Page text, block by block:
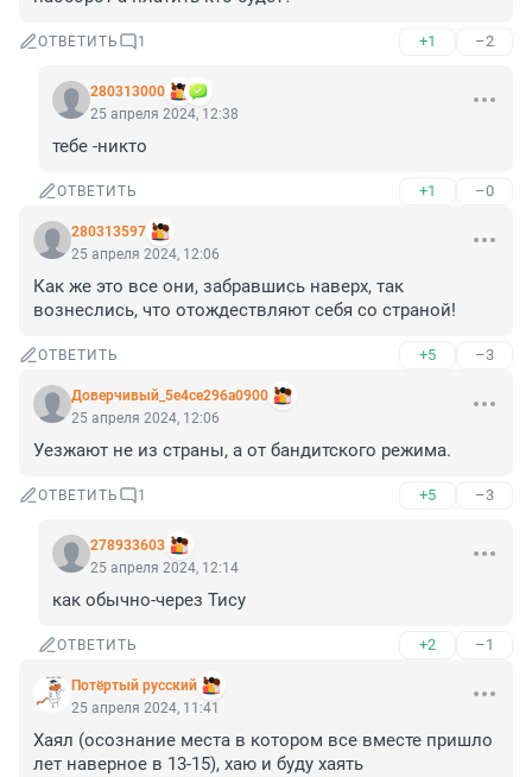
ОТВЕТИТЬ 1 +1 –2
280313000
25 апреля 2024, 12:38
тебе -никто
ОТВЕТИТЬ +1 –0
280313597
25 апреля 2024, 12:06
Как же это все они, забравшись наверх, так
вознеслись, что отождествляют себя со страной!
ОТВЕТИТЬ +5 –3
Доверчивый_5e4ce296a0900
25 апреля 2024, 12:06
Уезжают не из страны, а от бандитского режима.
ОТВЕТИТЬ 1 +5 –3
278933603
25 апреля 2024, 12:14
как обычно-через Тису
ОТВЕТИТЬ +2 –1
Потёртый русский
25 апреля 2024, 11:41
Хаял (осознание места в котором все вместе пришло
лет наверное в 13-15), хаю и буду хаять